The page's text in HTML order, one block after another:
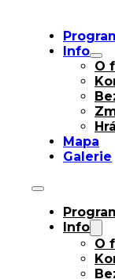
Info
O
Mapa
Galerie
Info
O